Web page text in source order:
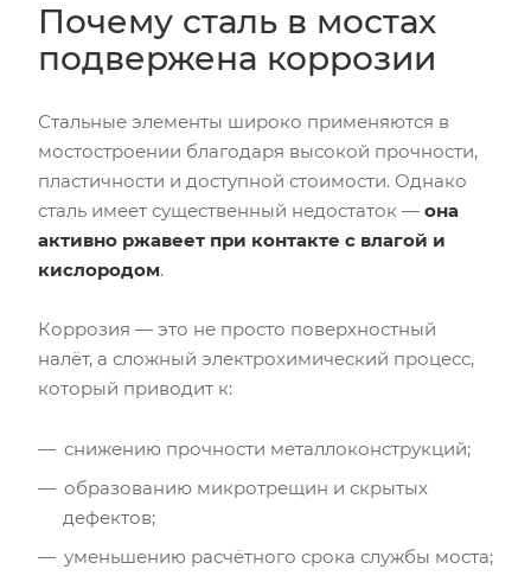
Почему сталь в мостах
подвержена коррозии
Стальные элементы широко применяются в
мостостроении благодаря высокой прочности,
пластичности и доступной стоимости. Однако
сталь имеет существенный недостаток — она
активно ржавеет при контакте с влагой и
кислородом.
Коррозия — это не просто поверхностный
налёт, а сложный электрохимический процесс,
который приводит к:
снижению прочности металлоконструкций;
образованию микротрещин и скрытых
дефектов;
уменьшению расчётного срока службы моста;